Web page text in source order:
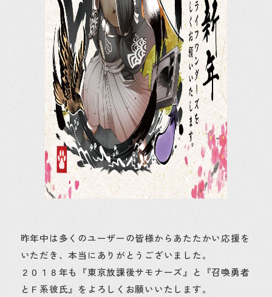
昨年中は多くのユーザーの皆様からあたたかい応援を
いただき、本当にありがとうございました。
２０１８年も『東京放課後サモナーズ』と『召喚勇者
とＦ系彼氏』をよろしくお願いいたします。